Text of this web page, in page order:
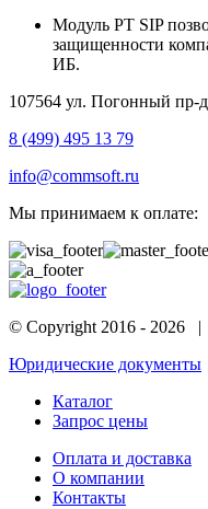
Модуль PT SIP
защищенности
ИБ.
107564 ул. Погонный пр-
8 (499) 495 13 79
info@commsoft.ru
Мы принимаем к оплате:
© Copyright 2016 - 2026 |
Юридические документы
Каталог
Запрос цены
Оплата и доставка
О компании
Контакты